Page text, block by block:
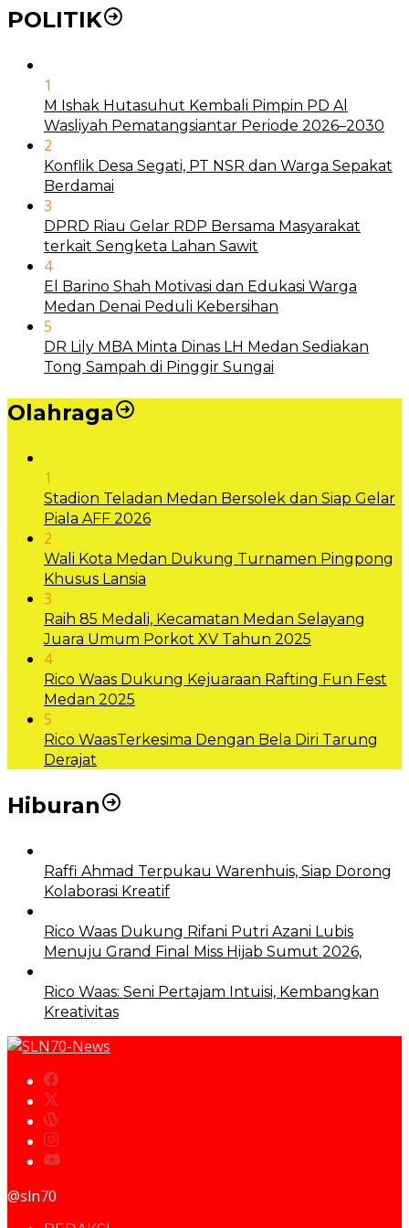
POLITIK
1
M Ishak Hutasuhut Kembali Pimpin PD Al
Wasliyah Pematangsiantar Periode 2026–2030
2
Konflik Desa Segati, PT NSR dan Warga Sepakat
Berdamai
3
DPRD Riau Gelar RDP Bersama Masyarakat
terkait Sengketa Lahan Sawit
4
El Barino Shah Motivasi dan Edukasi Warga
Medan Denai Peduli Kebersihan
5
DR Lily MBA Minta Dinas LH Medan Sediakan
Tong Sampah di Pinggir Sungai
Olahraga
1
Stadion Teladan Medan Bersolek dan Siap Gelar
Piala AFF 2026
2
Wali Kota Medan Dukung Turnamen Pingpong
Khusus Lansia
3
Raih 85 Medali, Kecamatan Medan Selayang
Juara Umum Porkot XV Tahun 2025
4
Rico Waas Dukung Kejuaraan Rafting Fun Fest
Medan 2025
5
Rico WaasTerkesima Dengan Bela Diri Tarung
Derajat
Hiburan
Raffi Ahmad Terpukau Warenhuis, Siap Dorong
Kolaborasi Kreatif
Rico Waas Dukung Rifani Putri Azani Lubis
Menuju Grand Final Miss Hijab Sumut 2026,
Rico Waas: Seni Pertajam Intuisi, Kembangkan
Kreativitas
@sln70